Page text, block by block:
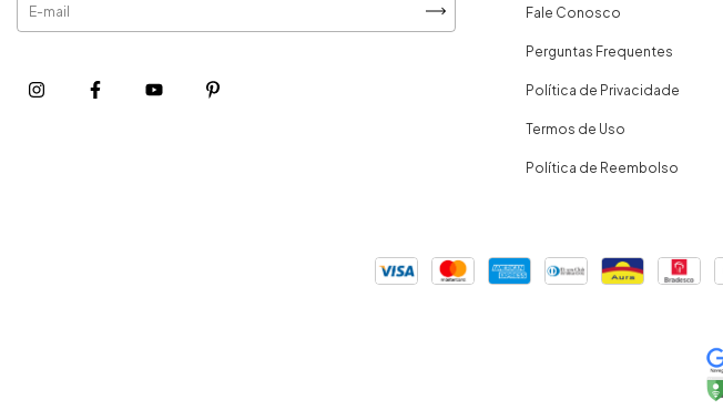
Fale Conosco
Perguntas Frequentes
Política de Privacidade
Termos de Uso
Política de Reembolso